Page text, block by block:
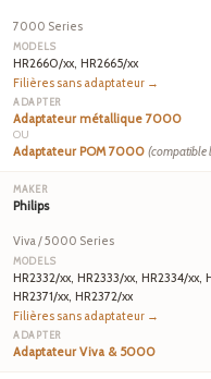
7000 Series
HR2660/xx, HR2665/xx
Filières sans adaptateur →
Adaptateur métallique 7000
OU
Adaptateur POM 7000 (compatible
Philips
Viva / 5000 Series
HR2332/xx, HR2333/xx, HR2334/xx,
HR2371/xx, HR2372/xx
Filières sans adaptateur →
Adaptateur Viva & 5000